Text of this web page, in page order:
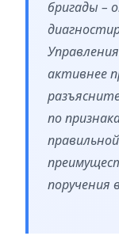
бригады –
активнее
по
поручения